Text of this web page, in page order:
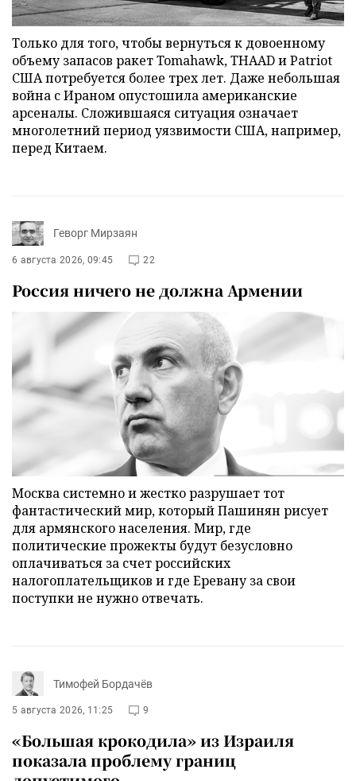
Только для того, чтобы вернуться к довоенному
объему запасов ракет Tomahawk, THAAD и Patriot
США потребуется более трех лет. Даже небольшая
война с Ираном опустошила американские
арсеналы. Сложившаяся ситуация означает
многолетний период уязвимости США, например,
перед Китаем.
Геворг Мирзаян
6 августа 2026, 09:45 22
Россия ничего не должна Армении
Москва системно и жестко разрушает тот
фантастический мир, который Пашинян рисует
для армянского населения. Мир, где
политические прожекты будут безусловно
оплачиваться за счет российских
налогоплательщиков и где Еревану за свои
поступки не нужно отвечать.
Тимофей Бордачёв
5 августа 2026, 11:25 9
«Большая крокодила» из Израиля
показала проблему границ